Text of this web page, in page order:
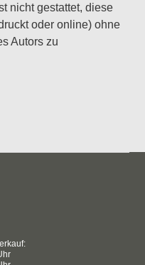
nicht gestattet, diese
oder online) ohne
Autors zu